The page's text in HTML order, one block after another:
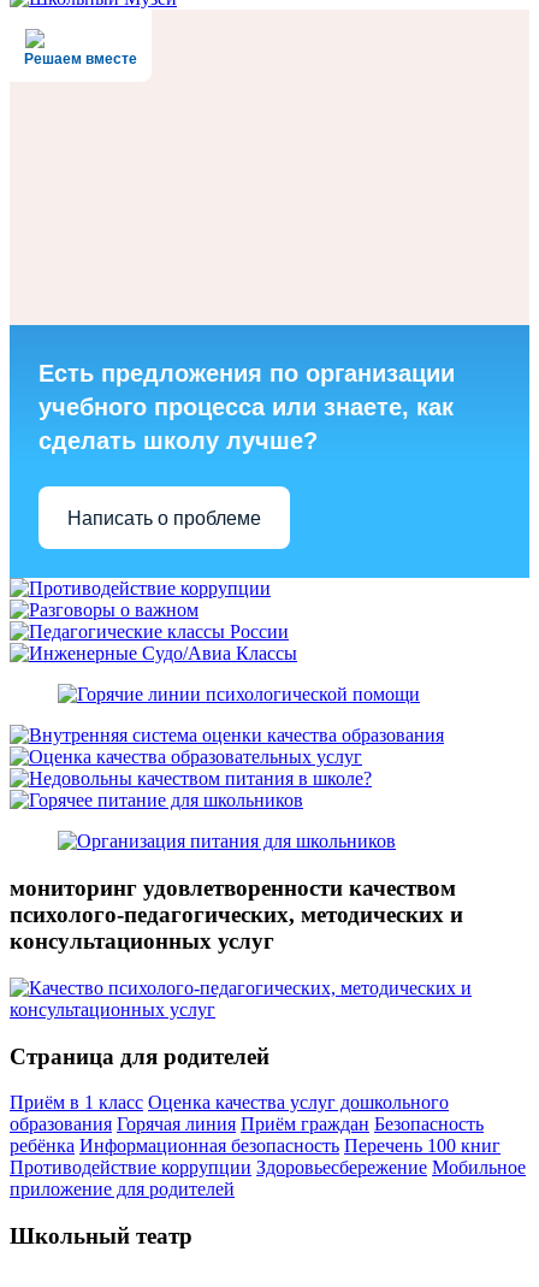
Решаем вместе
Есть предложения по организации
учебного процесса или знаете, как
сделать школу лучше?
Написать о проблеме
мониторинг удовлетворенности качеством
психолого-педагогических, методических и
консультационных услуг
Страница для родителей
Приём в 1 класс Оценка качества услуг дошкольного
образования Горячая линия Приём граждан Безопасность
ребёнка Информационная безопасность Перечень 100 книг
Противодействие коррупции Здоровьесбережение Мобильное
приложение для родителей
Школьный театр